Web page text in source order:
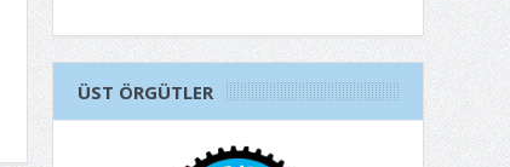
ÜST ÖRGÜTLER